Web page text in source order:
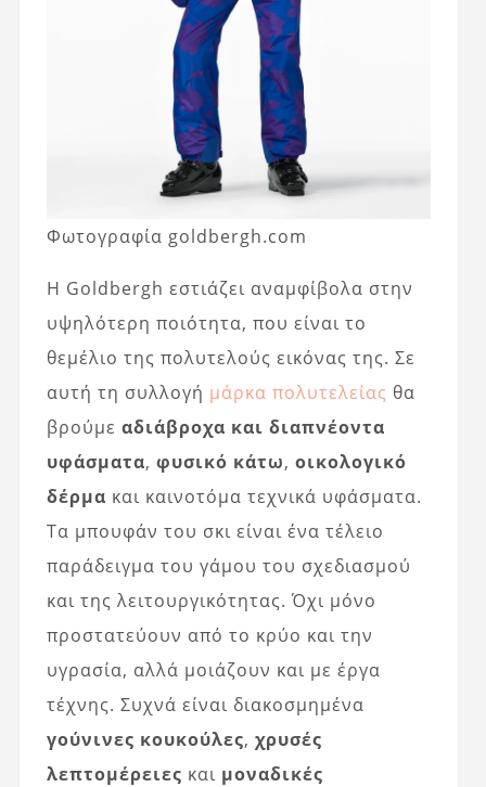
Φωτογραφία goldbergh.com
Η Goldbergh εστιάζει αναμφίβολα στην
υψηλότερη ποιότητα, που είναι το
θεμέλιο της πολυτελούς εικόνας της. Σε
αυτή τη συλλογή μάρκα πολυτελείας θα
βρούμε αδιάβροχα και διαπνέοντα
υφάσματα, φυσικό κάτω, οικολογικό
δέρμα και καινοτόμα τεχνικά υφάσματα.
Τα μπουφάν του σκι είναι ένα τέλειο
παράδειγμα του γάμου του σχεδιασμού
και της λειτουργικότητας. Όχι μόνο
προστατεύουν από το κρύο και την
υγρασία, αλλά μοιάζουν και με έργα
τέχνης. Συχνά είναι διακοσμημένα
γούνινες κουκούλες, χρυσές
λεπτομέρειες και μοναδικές